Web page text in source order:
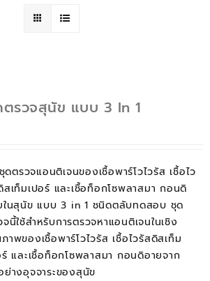
รวจสุนัข แบบ 3 In 1
ชุดตรวจแอนติเจนของเชื้อพาร์โวไวรัส เชื้อไว
สเท็มเปอร์ และเชื้อท็อกโซพลาสมา กอนดิ
ในสุนัข แบบ 3 in 1 ชนิดตลับทดสอบ ชุด
จนี้ใช้สำหรับการตรวจหาแอนติเจนในเชิง
าพของเชื้อพาร์โวไวรัส เชื้อไวรัสดิสเท็ม
ร์ และเชื้อท็อกโซพลาสมา กอนดิอายจาก
ย่างอุจจาระของสุนัข